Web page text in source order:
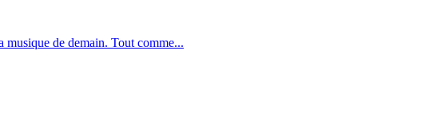
de demain. Tout comme...